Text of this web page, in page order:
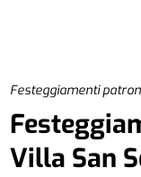
Festeggiamenti
Villa San